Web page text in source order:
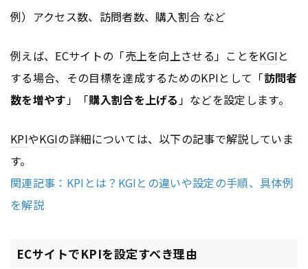
例）アクセス数、訪問者数、購入割合 など
例えば、ECサイトの「売上を向上させる」ことをKGIと
する場合、その目標を達成するためのKPIとして「訪問者
数を増やす」「購入割合を上げる」などを設定します。
KPIやKGIの詳細については、以下の記事で解説していま
す。
関連記事：KPIとは？KGIとの違いや設定の手順、具体例
を解説
ECサイトでKPIを設定すべき理由